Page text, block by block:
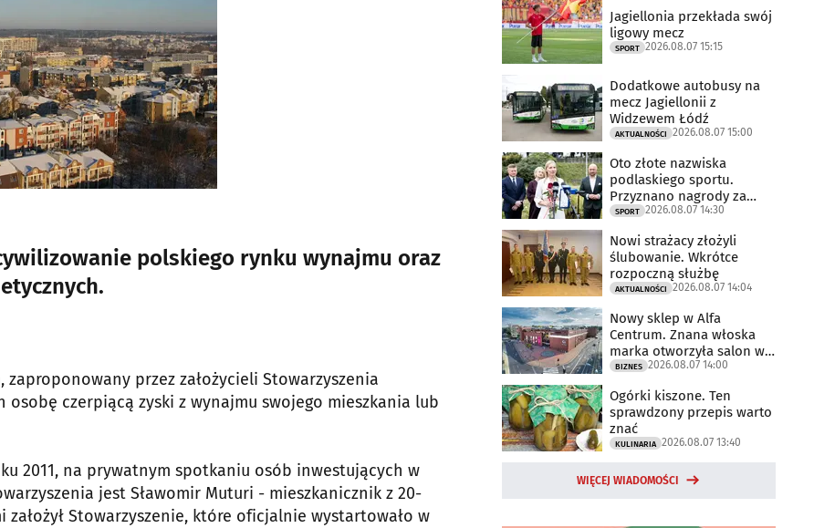
polskiego rynku wynajmu oraz
przez założycieli Stowarzyszenia
osobę czerpiącą zyski z wynajmu swojego mieszkania lub
2011, na prywatnym spotkaniu osób inwestujących w
jest Sławomir Muturi - mieszkanicznik z 20-
Stowarzyszenie, które oficjalnie wystartowało w
Jagiellonia przekłada swój
ligowy mecz
SPORT 2026.08.07 15:15
Dodatkowe autobusy na
mecz Jagiellonii z
Widzewem Łódź
AKTUALNOŚCI 2026.08.07 15:00
Oto złote nazwiska
podlaskiego sportu.
Przyznano nagrody za
2025 rok
SPORT 2026.08.07 14:30
Nowi strażacy złożyli
ślubowanie. Wkrótce
rozpoczną służbę
AKTUALNOŚCI 2026.08.07 14:04
Nowy sklep w Alfa
Centrum. Znana włoska
marka otworzyła salon w
Białymstoku
BIZNES 2026.08.07 14:00
Ogórki kiszone. Ten
sprawdzony przepis warto
znać
KULINARIA 2026.08.07 13:40
WIĘCEJ WIADOMOŚCI